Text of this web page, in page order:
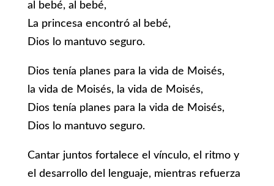
al bebé, al bebé,
La princesa encontró al bebé,
Dios lo mantuvo seguro.
Dios tenía planes para la vida de Moisés,
la vida de Moisés, la vida de Moisés,
Dios tenía planes para la vida de Moisés,
Dios lo mantuvo seguro.
Cantar juntos fortalece el vínculo, el ritmo y
el desarrollo del lenguaje, mientras refuerza